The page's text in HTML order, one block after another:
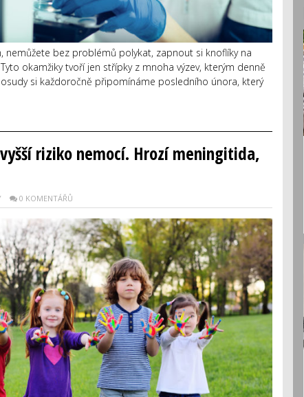
nemůžete bez problémů polykat, zapnout si knoflíky na
okamžiky tvoří jen střípky z mnoha výzev, kterým denně
si každoročně připomínáme posledního února, který
riziko nemocí. Hrozí meningitida,
0 KOMENTÁŘŮ